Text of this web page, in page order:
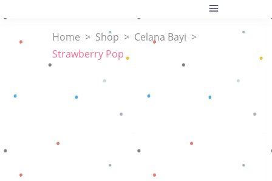
Home > Shop > Celana Bayi >
Strawberry Pop